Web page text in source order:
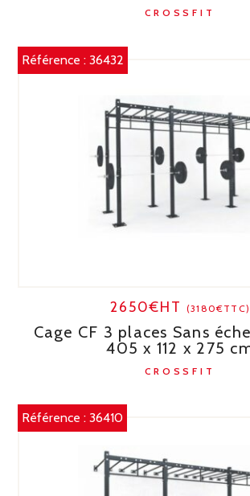
CROSSFIT
Référence :36432
2650€HT (3180€TTC)
Cage CF 3 places Sans
405 x 112 x 275
CROSSFIT
Référence :36410